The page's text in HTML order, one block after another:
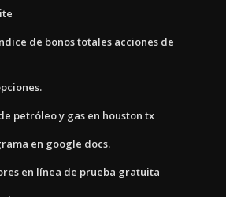
de bonos totales acciones de
petróleo y gas en houston tx
en google docs.
en línea de prueba gratuita